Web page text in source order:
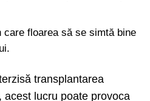
floarea să se simtă bine
transplantarea
acest lucru poate provoca